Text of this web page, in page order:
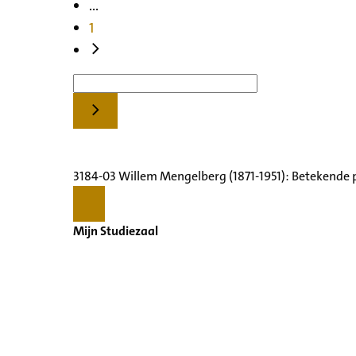
...
1
3184-03 Willem Mengelberg (1871-1951):
Mijn Studiezaal